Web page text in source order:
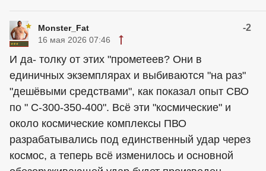
Monster_Fat -2
16 мая 2026 07:46
И да- толку от этих "прометеев? Они в
единичных экземплярах и выбиваются "на раз"
"дешёвыми средствами", как показал опыт СВО
по " С-300-350-400". Всё эти "космические" и
около космические комплексы ПВО
разрабатывались под единственный удар через
космос, а теперь всё изменилось и основной